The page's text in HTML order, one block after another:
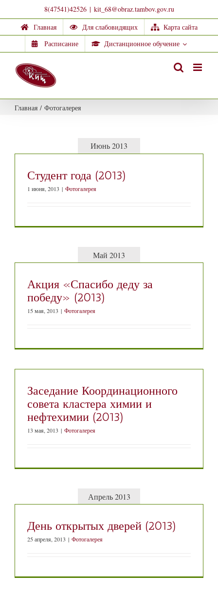
to
content
8(47541)42526 | kit_68@obraz.tambov.gov.ru
Главная
Для слабовидящих
Карта сайта
Расписание
Дистанционное обучение
Главная / Фотогалерея
Июнь 2013
Студент года (2013)
1 июня, 2013 | Фотогалерея
Май 2013
Акция «Спасибо деду за
победу» (2013)
15 мая, 2013 | Фотогалерея
Заседание Координационного
совета кластера химии и
нефтехимии (2013)
13 мая, 2013 | Фотогалерея
Апрель 2013
День открытых дверей (2013)
25 апреля, 2013 | Фотогалерея